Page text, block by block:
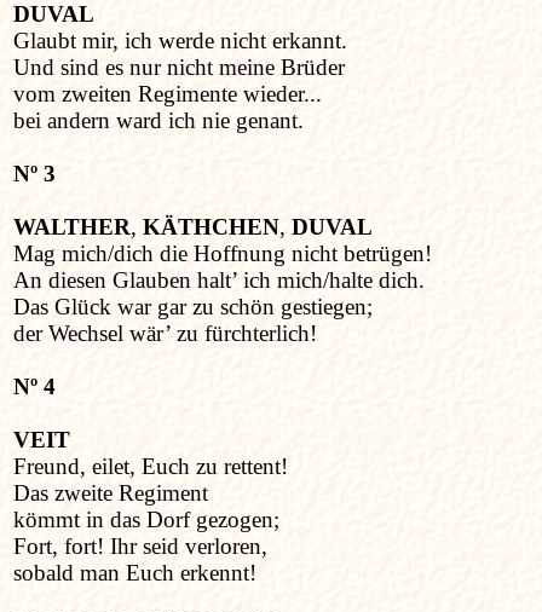
DUVAL
Glaubt mir, ich werde nicht erkannt.
Und sind es nur nicht meine Brüder
vom zweiten Regimente wieder...
bei andern ward ich nie genant.
Nº 3
WALTHER, KÄTHCHEN, DUVAL
Mag mich/dich die Hoffnung nicht betrügen!
An diesen Glauben halt’ ich mich/halte dich.
Das Glück war gar zu schön gestiegen;
der Wechsel wär’ zu fürchterlich!
Nº 4
VEIT
Freund, eilet, Euch zu rettent!
Das zweite Regiment
kömmt in das Dorf gezogen;
Fort, fort! Ihr seid verloren,
sobald man Euch erkennt!